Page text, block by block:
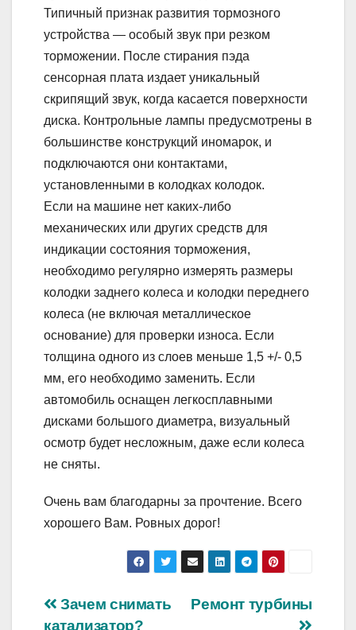
Типичный признак развития тормозного
устройства — особый звук при резком
торможении. После стирания пэда
сенсорная плата издает уникальный
скрипящий звук, когда касается поверхности
диска. Контрольные лампы предусмотрены в
большинстве конструкций иномарок, и
подключаются они контактами,
установленными в колодках колодок.
Если на машине нет каких-либо
механических или других средств для
индикации состояния торможения,
необходимо регулярно измерять размеры
колодки заднего колеса и колодки переднего
колеса (не включая металлическое
основание) для проверки износа. Если
толщина одного из слоев меньше 1,5 +/- 0,5
мм, его необходимо заменить. Если
автомобиль оснащен легкосплавными
дисками большого диаметра, визуальный
осмотр будет несложным, даже если колеса
не сняты.
Очень вам благодарны за прочтение. Всего
хорошего Вам. Ровных дорог!
Навигация
Ремонт турбины
Зачем снимать
катализатор?